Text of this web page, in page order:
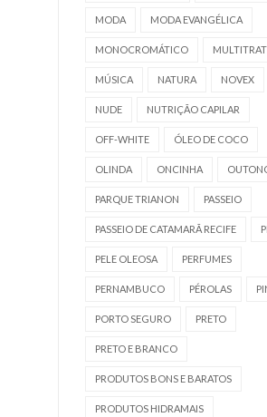
MODA MODA EVANGÉLICA
MONOCROMÁTICO MULTITRAT
MÚSICA NATURA NOVEX
NUDE NUTRIÇÃO CAPILAR
OFF-WHITE ÓLEO DE COCO
OLINDA ONCINHA
PARQUE TRIANON PASSEIO
PASSEIO DE CATAMARÃ RECIFE
PELE OLEOSA PERFUMES
PERNAMBUCO PÉROLAS
PORTO SEGURO PRETO
PRETO E BRANCO
PRODUTOS BONS E BARATOS
PRODUTOS HIDRAMAIS